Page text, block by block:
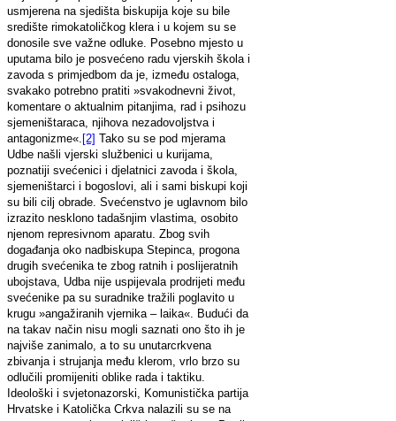
usmjerena na sjedišta biskupija koje su bile
središte rimokatoličkog klera i u kojem su se
donosile sve važne odluke. Posebno mjesto u
uputama bilo je posvećeno radu vjerskih škola i
zavoda s primjedbom da je, između ostaloga,
svakako potrebno pratiti »svakodnevni život,
komentare o aktualnim pitanjima, rad i psihozu
sjemeništaraca, njihova nezadovoljstva i
antagonizme«. [2] Tako su se pod mjerama
Udbe našli vjerski službenici u kurijama,
poznatiji svećenici i djelatnici zavoda i škola,
sjemeništarci i bogoslovi, ali i sami biskupi koji
su bili cilj obrade. Svećenstvo je uglavnom bilo
izrazito nesklono tadašnjim vlastima, osobito
njenom represivnom aparatu. Zbog svih
događanja oko nadbiskupa Stepinca, progona
drugih svećenika te zbog ratnih i poslijeratnih
ubojstava, Udba nije uspijevala prodrijeti među
svećenike pa su suradnike tražili poglavito u
krugu »angažiranih vjernika – laika«. Budući da
na takav način nisu mogli saznati ono što ih je
najviše zanimalo, a to su unutarcrkvena
zbivanja i strujanja među klerom, vrlo brzo su
odlučili promijeniti oblike rada i taktiku.
Ideološki i svjetonazorski, Komunistička partija
Hrvatske i Katolička Crkva nalazili su se na